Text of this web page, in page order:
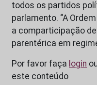
todos os partidos
parlamento. “A
a comparticipação
parentérica em
Por favor faça login
este conteúdo